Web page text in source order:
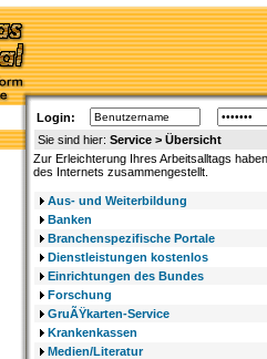
Login:
Sie sind hier: Service > Übersicht
Zur Erleichterung Ihres Arbeitsalltags
des Internets zusammengestellt.
Aus- und Weiterbildung
Banken
Branchenspezifische Portale
Dienstleistungen kostenlos
Einrichtungen des Bundes
Forschung
GruÃŸkarten-Service
Krankenkassen
Medien/Literatur